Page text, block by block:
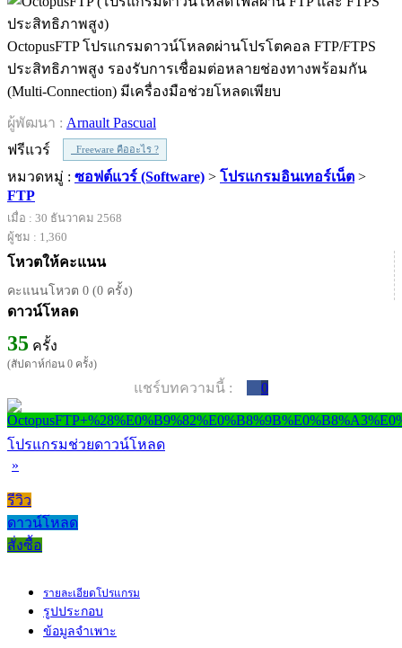
OctopusFTP โปรแกรมดาวน์โหลดผ่านโปรโตคอล FTP/FTPS
ประสิทธิภาพสูง รองรับการเชื่อมต่อหลายช่องทางพร้อมกัน
(Multi-Connection) มีเครื่องมือช่วยโหลดเพียบ
ผู้พัฒนา : Arnault Pascual
ฟรีแวร์
Freeware คืออะไร ?
หมวดหมู่ : ซอฟต์แวร์ (Software) > โปรแกรมอินเทอร์เน็ต >
FTP
เมื่อ : 30 ธันวาคม 2568
ผู้ชม : 1,360
โหวตให้คะแนน
คะแนนโหวต 0 (0 ครั้ง)
ดาวน์โหลด
35 ครั้ง
(สัปดาห์ก่อน 0 ครั้ง)
แชร์บทความนี้ : 0
โปรแกรมช่วยดาวน์โหลด
»
รีวิว
ดาวน์โหลด
สั่งซื้อ
รายละเอียดโปรแกรม
รูปประกอบ
ข้อมูลจำเพาะ